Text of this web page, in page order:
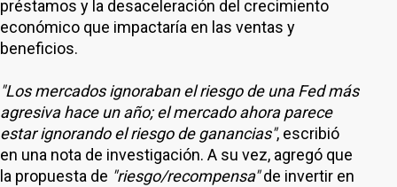
préstamos y la desaceleración del crecimiento
económico que impactaría en las ventas y
beneficios.
"Los mercados ignoraban el riesgo de una Fed más
agresiva hace un año; el mercado ahora parece
estar ignorando el riesgo de ganancias", escribió
en una nota de investigación. A su vez, agregó que
la propuesta de "riesgo/recompensa"de invertir en